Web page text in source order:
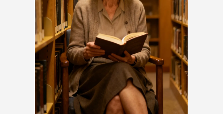
Avatar Video
Video de IA
Foto AI
Otras herramientas